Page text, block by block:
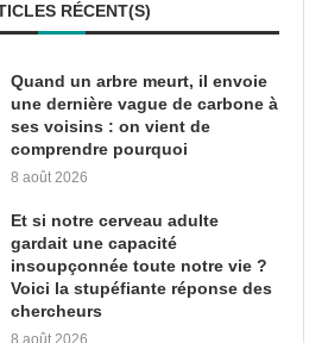
RÉCENT(S)
Quand un arbre meurt, il envoie
une dernière vague de carbone à
ses voisins : on vient de
comprendre pourquoi
8 août 2026
Et si notre cerveau adulte
gardait une capacité
insoupçonnée toute notre vie ?
Voici la stupéfiante réponse des
chercheurs